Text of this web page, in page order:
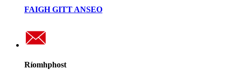
FAIGH GITT ANSEO
Ríomhphost